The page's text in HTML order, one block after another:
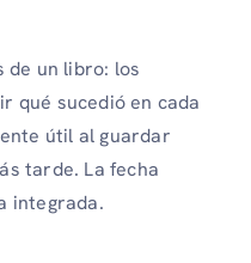
de un libro: los
qué sucedió en cada
útil al guardar
tarde. La fecha
integrada.